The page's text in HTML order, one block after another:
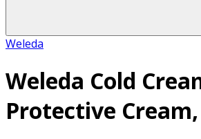
Weleda
Weleda Cold
Protective